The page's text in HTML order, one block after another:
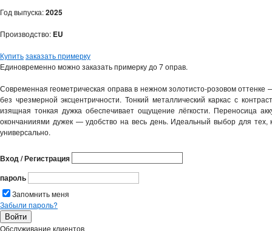
Год выпуска:2025
Производство: EU
Купитьзаказать примерку
Единовременно можно заказать примерку до 7 оправ.
Современная геометрическая оправа в нежном золотисто-розовом
без чрезмерной эксцентричности. Тонкий металлический каркас с
изящная тонкая дужка обеспечивает ощущение лёгкости. Переносица
окончанииями дужек — удобство на весь день. Идеальный выбор для тех,
универсально.
Вход / Регистрация
пароль
Запомнить меня
Забыли пароль?
Обслуживание клиентов